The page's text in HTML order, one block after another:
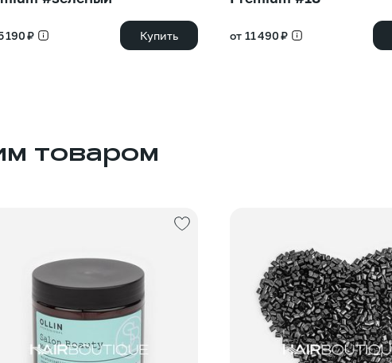
190 ₽ Купить от 11 490 ₽
товаром